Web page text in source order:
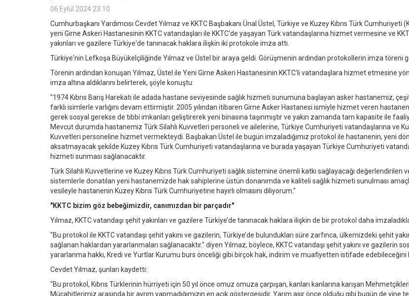
06 Eylül 2024 23:10
Cumhurbaşkanı Yardımcısı Cevdet Yılmaz ve KKTC Başbakanı Ünal Üstel, Türkiye ve Kuzey Kıbrıs Türk Cumhuriyeti
yeni Girne Askeri Hastanesinin KKTC vatandaşları ile KKTC'de yaşayan Türk vatandaşlarına hizmet vermesine ve
yakınları ve gazilere Türkiye'de tanınacak haklara ilişkin iki protokole imza attı.
Türkiye'nin Lefkoşa Büyükelçiliğinde Yılmaz ve Üstel bir araya geldi. Görüşmenin ardından protokollerin imza töreni
Törenin ardından konuşan Yılmaz, Üstel ile Yeni Girne Askeri Hastanesinin KKTC’li vatandaşlara hizmet etmesine
imza altına aldıklarını belirterek, şöyle konuştu:
"1974 Kıbrıs Barış Harekatı ile adada hastane seviyesinde sağlık hizmeti sunumuna başlayan asker hastanemiz,
farklı isimlerle varlığını devam ettirmiştir. 2005 yılından itibaren Girne Asker Hastanesi ismiyle hizmet veren
gerek sosyal gerekse de tıbbi imkanları geliştirerek yeni binasına taşınmıştır ve yakın zamanda tam kapasite ile
Mevcut durumda hastanemiz Türk Silahlı Kuvvetleri personeli ve ailelerine, Türkiye Cumhuriyeti vatandaşlarına ve
Kuvvetleri personeline hizmet vermekteydi. Başbakan Üstel ile bugün imzaladığımız protokol ile hastanenin, yeni
aksatmayacak şekilde Kuzey Kıbrıs Türk Cumhuriyeti vatandaşlarına ve burada yaşayan Türkiye Cumhuriyeti
hizmeti sunması sağlanacaktır.
Türk Silahlı Kuvvetlerine ve Kuzey Kıbrıs Türk Cumhuriyeti sağlık sistemine önemli katkı sağlayacağı değerlendirilen
sistemlerle donatılan yeni hastanemizde hak sahiplerine üstün donanımda ve kaliteli sağlık hizmeti sunulması
vesileyle hastanenin Kuzey Kıbrıs Türk Cumhuriyetine hayırlı olmasını diliyorum."
"KKTC bizim göz bebeğimizdir, canımızdan bir parçadır"
Yılmaz, KKTC vatandaşı şehit yakınları ve gazilere Türkiye’de tanınacak haklara ilişkin de bir protokol daha
"Bu protokol ile KKTC vatandaşı şehit yakını ve gazilerin, Türkiye’de bulundukları süre zarfınca, ülkemizdeki şehit
sağlanan haklardan yararlanmaları sağlanacaktır." diyen Yılmaz, böylece, KKTC vatandaşı şehit yakını ve gazilerin
yararlanma hakkı, Kredi ve Yurtlar Kurumu burs önceliği gibi birçok hak, indirim ve muafiyetten istifade edebileceğini
Cevdet Yılmaz, şunları kaydetti:
"Bu protokol, Kıbrıs Türklerinin hürriyeti için 50 yıl önce omuz omuza çarpışan, kanları kanlarına karışan
Mücahitlerimiz arasında bir ayrım yapmadığımızın en açık göstergesidir. Yarım asır önce olduğu gibi bugün de yine